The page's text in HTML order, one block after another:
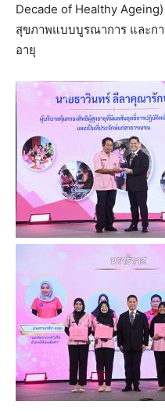
Decade of Healthy
สุขภาพแบบบูรณาการ และกา
อายุ